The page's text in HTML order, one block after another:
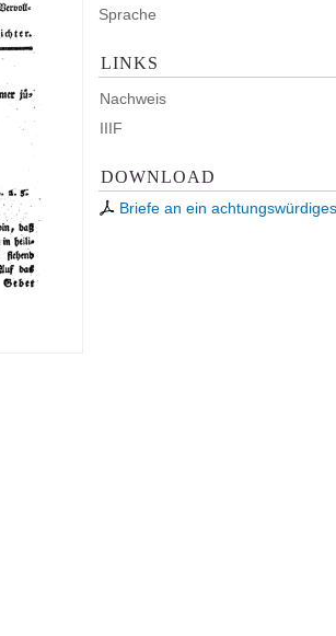
Sprache
LINKS
Nachweis
IIIF
DOWNLOAD
Briefe an ein